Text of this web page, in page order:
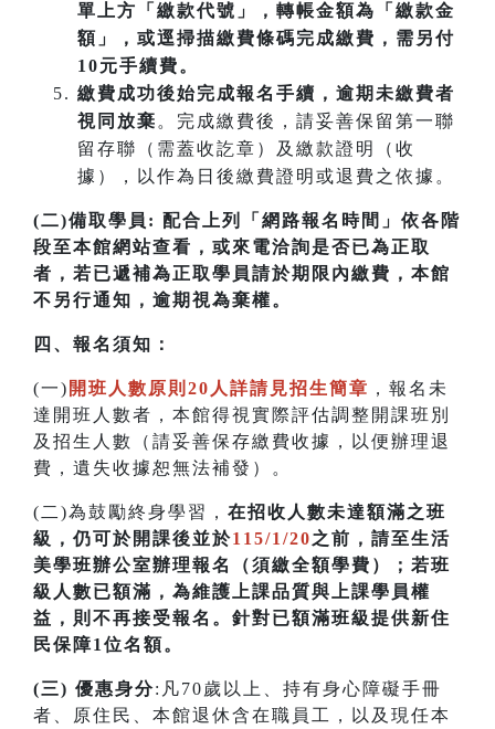
單上方「繳款代號」，轉帳金額為「繳款金
額」，或逕掃描繳費條碼完成繳費，需另付
10元手續費。
繳費成功後始完成報名手續，逾期未繳費者
視同放棄 。完成繳費後，請妥善保留第一聯
留存聯（需蓋收訖章）及繳款證明（收
據），以作為日後繳費證明或退費之依據。
(二)備取學員: 配合上列「網路報名時間」依各階
段至本館網站查看，或來電洽詢是否已為正取
者，若已遞補為正取學員請於期限內繳費，本館
不另行通知，逾期視為棄權。
四 、 報名須知：
(一) 開班人數原則20人詳請見招生簡章 ，報名未
達開班人數者，本館得視實際評估調整開課班別
及招生人數（請妥善保存繳費收據，以便辦理退
費，遺失收據恕無法補發）。
(二)為鼓勵終身學習， 在招收人數未達額滿之班
級，仍可於開課後並於115/1/20之前，請至生活
美學班辦公室辦理報名（須繳全額學費）；若班
級人數已額滿，為維護上課品質與上課學員權
益，則不再接受報名。針對已額滿班級提供新住
民保障1位名額。
(三) 優惠身分:凡70歲以上、持有身心障礙手冊
者、原住民、本館退休含在職員工，以及現任本